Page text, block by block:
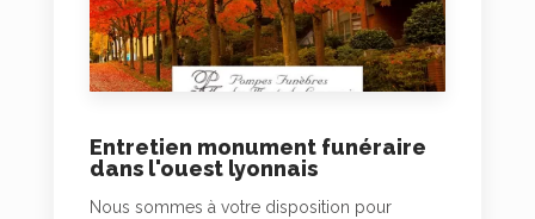
Entretien monument funéraire
dans l'ouest lyonnais
Nous sommes à votre disposition pour